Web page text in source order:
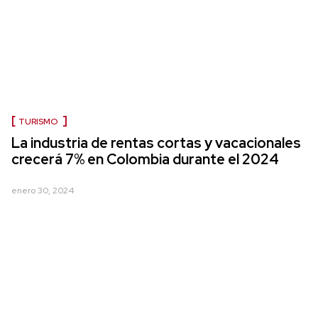
TURISMO
La industria de rentas cortas y vacacionales
crecerá 7% en Colombia durante el 2024
enero 30, 2024